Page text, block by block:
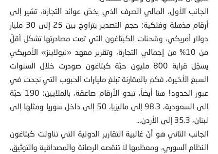
الجانب الأول، المالي الصرف الذي يخصّ عوائد التجارة، تشير إلى
أرقام مذهلة وفلكية: حجم التصدير يتراوح بين 25 إلى 30 مليار
دولار أمريكي، وشحنات الكبتاغون التي تمت مصادرتها تشكل أقلّ
من 10% من إجمالي التجارة، وتقرير معهد «نيولاينز» الأمريكي
يسجّل قرابة 800 مليون حبّة كبتاغون صودرت خلال السنوات
السبع الأخيرة، فكم بالمقارنة تبلغ مليارات الحبوب التي نجحت في
عبور الحدود! هنا أيضاً، تبدو الأرقام صاعقة، بالملايين: 190 حبّة
إلى السعودية، 98.3 إلى ماليزيا، 50 إلى داخل سوريا ومثلها إلى
لبنان، 35.3 إلى الأردن…
الجانب الثاني هو أنّ غالبية التقارير الدولية التي تناولت كبتاغون
النظام السوري، ومعظمها لا تنقصه الرصانة والمصداقية والتوثيق،